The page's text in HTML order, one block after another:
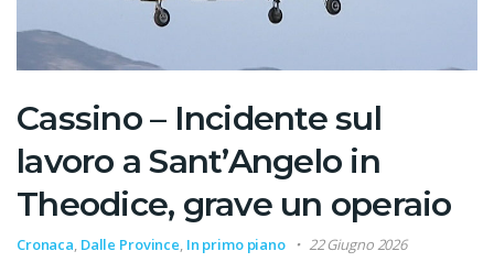
Cassino – Incidente sul
lavoro a Sant’Angelo in
Theodice, grave un operaio
Cronaca, Dalle Province, In primo piano 22 Giugno 2026